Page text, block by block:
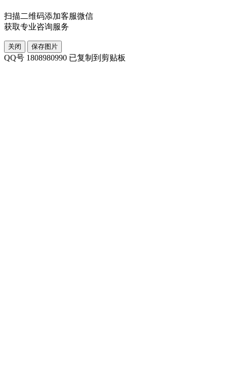
扫描二维码添加客服微信
获取专业咨询服务
关闭 保存图片
QQ号 1808980990 已复制到剪贴板